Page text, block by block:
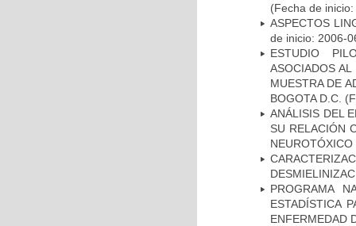
(Fecha de
ASPECTOS
de inicio: 2006-
ESTUDIO
ASOCIADOS
MUESTRA DE
BOGOTA D.C.
ANÁLISIS DEL
SU RELACIÓN
NEUROTÓXICO
PROGRAMA
ESTADÍSTICA
ENFERMEDAD